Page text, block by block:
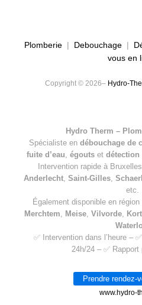
Plomberie | Debouchage |
vous en
Copyright © 2026– Hydro-
Hydro Therm –
Spécialiste en débouchage de
fuite d’eau égoutset détection
Intervention rapide à
Anderlecht Saint-Gilles
etc.
Également disponible en région
Merchtem
Meise, Vilvorde,
✅ Intervention dans l’heure –
24h/24 – ✅
Prendre rendez-
www.hydro-